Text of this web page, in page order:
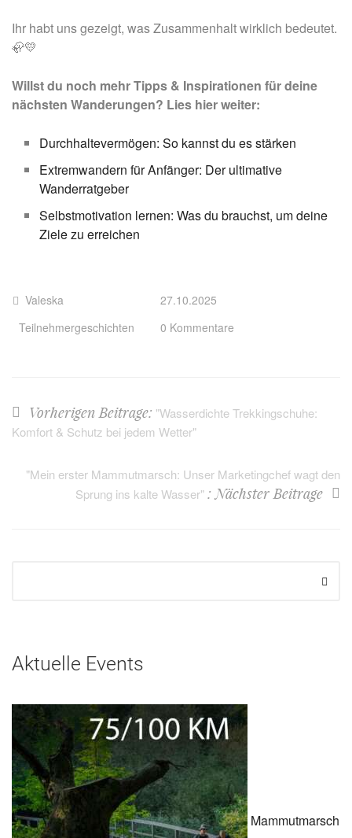
Ihr habt uns gezeigt, was Zusammenhalt wirklich bedeutet.
🦣💛
Willst du noch mehr Tipps & Inspirationen für deine
nächsten Wanderungen? Lies hier weiter:
Durchhaltevermögen: So kannst du es stärken
Extremwandern für Anfänger: Der ultimative
Wanderratgeber
Selbstmotivation lernen: Was du brauchst, um deine
Ziele zu erreichen
Valeska
Teilnehmergeschichten
27.10.2025
0 Kommentare
Vorherigen Beitrage: "Wasserdichte Trekkingschuhe:
Komfort & Schutz bei jedem Wetter"
"Mein erster Mammutmarsch: Unser Marketingchef wagt den
Sprung ins kalte Wasser": Nächster Beitrage
Aktuelle Events
Mammutmarsch